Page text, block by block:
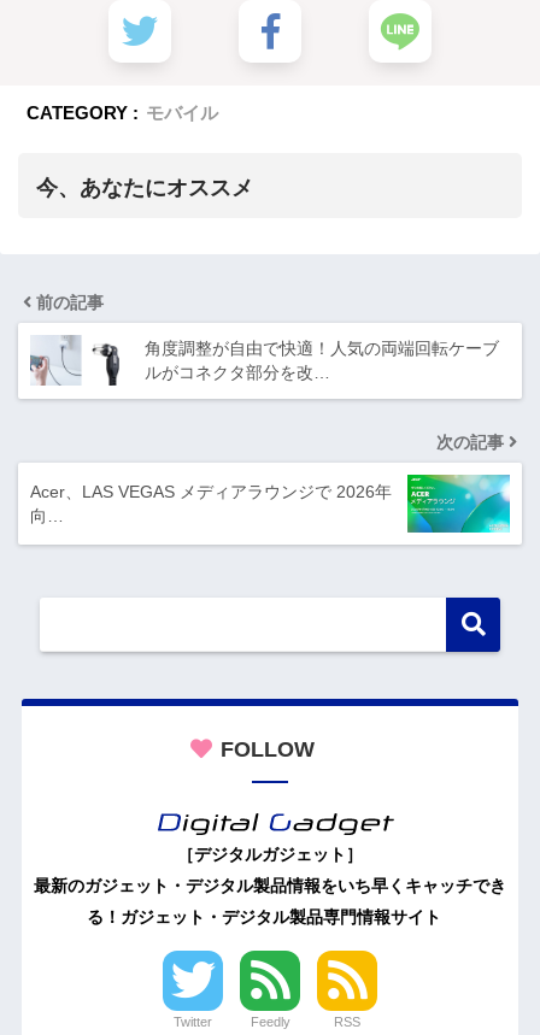
CATEGORY : モバイル
今、あなたにオススメ
前の記事
角度調整が自由で快適！人気の両端回転ケーブ
ルがコネクタ部分を改…
次の記事
Acer、LAS VEGAS メディアラウンジで 2026年
向…
FOLLOW
［デジタルガジェット］
最新のガジェット・デジタル製品情報をいち早くキャッチでき
る！ガジェット・デジタル製品専門情報サイト
Twitter Feedly RSS